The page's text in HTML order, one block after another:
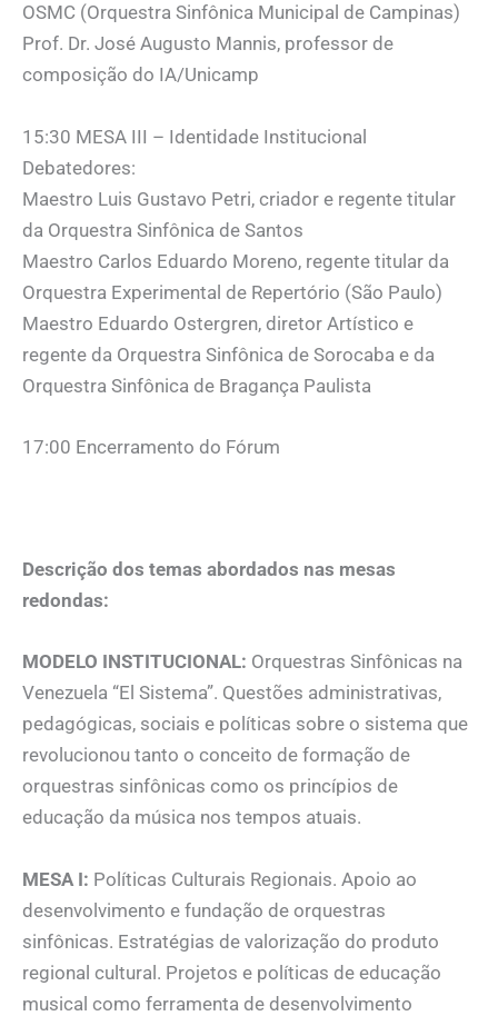
OSMC (Orquestra Sinfônica Municipal de Campinas)
Prof. Dr. José Augusto Mannis, professor de
composição do IA/Unicamp
15:30 MESA III – Identidade Institucional
Debatedores:
Maestro Luis Gustavo Petri, criador e regente titular
da Orquestra Sinfônica de Santos
Maestro Carlos Eduardo Moreno, regente titular da
Orquestra Experimental de Repertório (São Paulo)
Maestro Eduardo Ostergren, diretor Artístico e
regente da Orquestra Sinfônica de Sorocaba e da
Orquestra Sinfônica de Bragança Paulista
17:00 Encerramento do Fórum
Descrição dos temas abordados nas mesas
redondas:
MODELO INSTITUCIONAL: Orquestras Sinfônicas na
Venezuela “El Sistema”. Questões administrativas,
pedagógicas, sociais e políticas sobre o sistema que
revolucionou tanto o conceito de formação de
orquestras sinfônicas como os princípios de
educação da música nos tempos atuais.
MESA I: Políticas Culturais Regionais. Apoio ao
desenvolvimento e fundação de orquestras
sinfônicas. Estratégias de valorização do produto
regional cultural. Projetos e políticas de educação
musical como ferramenta de desenvolvimento